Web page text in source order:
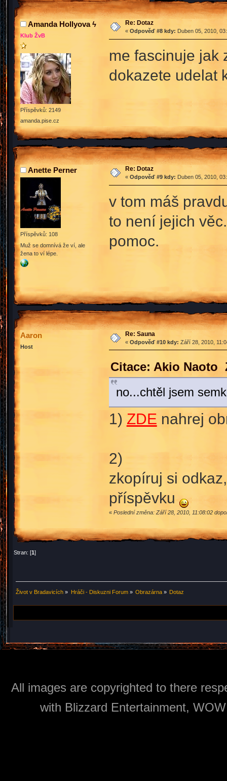
Amanda Hollyova ϟ
Klub ŽvB
Příspěvků: 2149
amanda.pise.cz
Re: Dotaz
« Odpověď #8 kdy: Duben 05, 2010,
me fascinuje jak
dokazete udelat
Anette Perner
Příspěvků: 108
Muž se domnívá že ví, ale
žena to ví lépe.
Re: Dotaz
« Odpověď #9 kdy: Duben 05, 2010,
v tom máš
to není jejich
pomoc.
Aaron
Host
Re: Sauna
« Odpověď #10 kdy: Září 28, 2010,
Citace: Akio Naoto
no...chtěl jsem
1) ZDE nahrej
2)
zkopíruj si
příspěvku
« Poslední změna: Září 28, 2010, 11:08:02
Stran: [1]
Život v Bradavicích » Hráči - Diskuzni Forum» Obrazárna» Dotaz
All images are copyrighted to there
with Blizzard Entertainment,